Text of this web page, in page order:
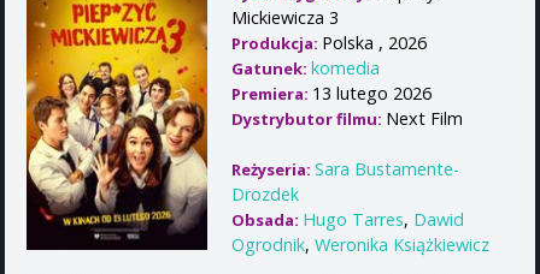
Mickiewicza 3
Produkcja: Polska , 2026
Gatunek: komedia
Premiera: 13 lutego 2026
Dystrybutor filmu: Next Film
Reżyseria: Sara Bustamente-
Drozdek
Obsada: Hugo Tarres, Dawid
Ogrodnik, Weronika Książkiewicz